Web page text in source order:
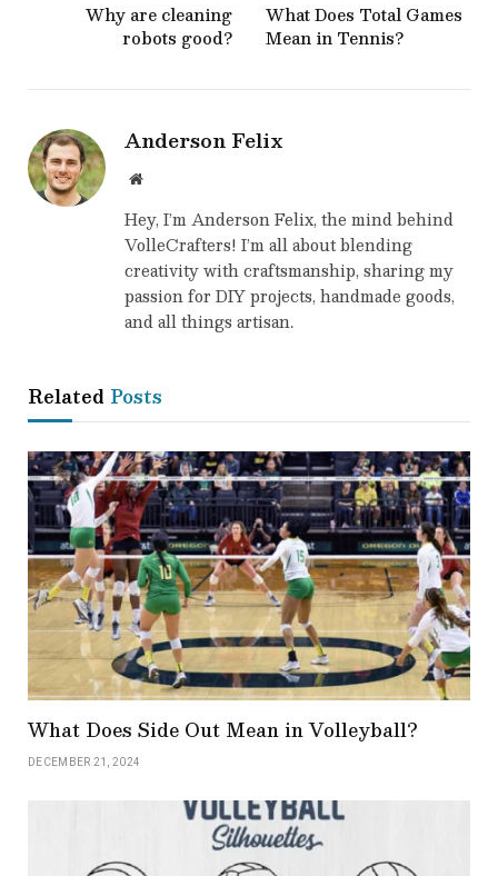
Why are cleaning
robots good?
What Does Total Games
Mean in Tennis?
Anderson Felix
Website
Hey, I’m Anderson Felix, the mind behind
VolleCrafters! I’m all about blending
creativity with craftsmanship, sharing my
passion for DIY projects, handmade goods,
and all things artisan.
Related Posts
What Does Side Out Mean in Volleyball?
DECEMBER 21, 2024